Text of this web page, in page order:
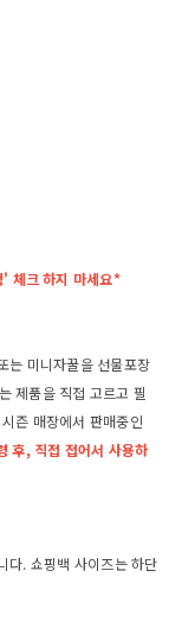
체크 하지 마세요*
는 미니자꿀을 선물포장
제품을 직접 고르고 필
즌 매장에서 판매중인
후, 직접 접어서 사용하
다. 쇼핑백 사이즈는 하단